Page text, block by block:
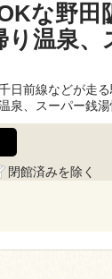
な野田
り温泉、
日前線などが走
、スーパー銭湯
閉館済みを除く